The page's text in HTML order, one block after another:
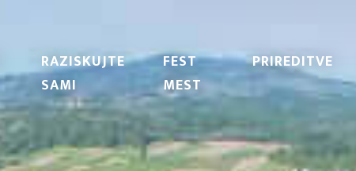
RAZISKUJTE
SAMI
FEST
MEST
PRIREDITVE